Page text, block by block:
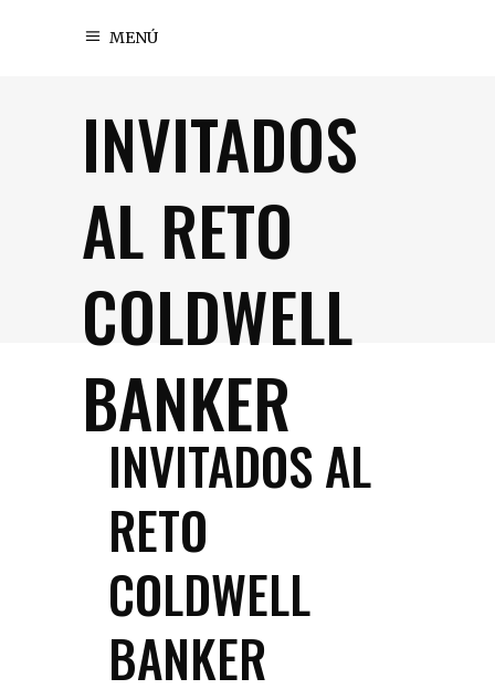
MENÚ
INVITADOS
AL RETO
COLDWELL
BANKER
INVITADOS AL
RETO
COLDWELL
BANKER